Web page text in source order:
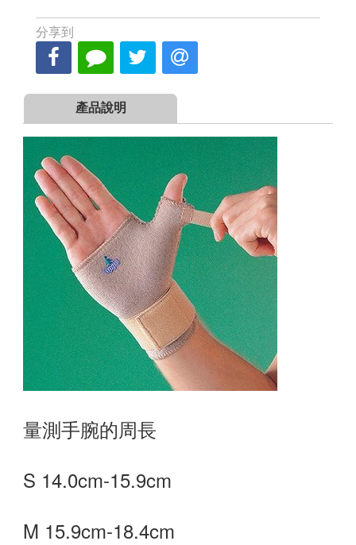
分享到
產品說明
量測手腕的周長
S 14.0cm-15.9cm
M 15.9cm-18.4cm